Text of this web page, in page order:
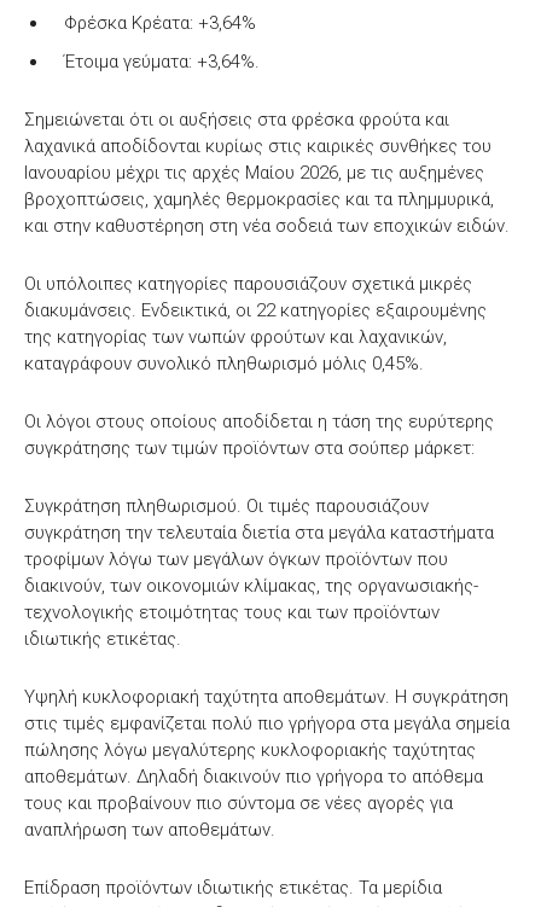
Φρέσκα Κρέατα: +3,64%
Έτοιμα γεύματα: +3,64%.
Σημειώνεται ότι οι αυξήσεις στα φρέσκα φρούτα και
λαχανικά αποδίδονται κυρίως στις καιρικές συνθήκες του
Ιανουαρίου μέχρι τις αρχές Μαίου 2026, με τις αυξημένες
βροχοπτώσεις, χαμηλές θερμοκρασίες και τα πλημμυρικά,
και στην καθυστέρηση στη νέα σοδειά των εποχικών ειδών.
Οι υπόλοιπες κατηγορίες παρουσιάζουν σχετικά μικρές
διακυμάνσεις. Ενδεικτικά, οι 22 κατηγορίες εξαιρουμένης
της κατηγορίας των νωπών φρούτων και λαχανικών,
καταγράφουν συνολικό πληθωρισμό μόλις 0,45%.
Οι λόγοι στους οποίους αποδίδεται η τάση της ευρύτερης
συγκράτησης των τιμών προϊόντων στα σούπερ μάρκετ:
Συγκράτηση πληθωρισμού. Οι τιμές παρουσιάζουν
συγκράτηση την τελευταία διετία στα μεγάλα καταστήματα
τροφίμων λόγω των μεγάλων όγκων προϊόντων που
διακινούν, των οικονομιών κλίμακας, της οργανωσιακής-
τεχνολογικής ετοιμότητας τους και των προϊόντων
ιδιωτικής ετικέτας.
Υψηλή κυκλοφοριακή ταχύτητα αποθεμάτων. Η συγκράτηση
στις τιμές εμφανίζεται πολύ πιο γρήγορα στα μεγάλα σημεία
πώλησης λόγω μεγαλύτερης κυκλοφοριακής ταχύτητας
αποθεμάτων. Δηλαδή διακινούν πιο γρήγορα το απόθεμα
τους και προβαίνουν πιο σύντομα σε νέες αγορές για
αναπλήρωση των αποθεμάτων.
Επίδραση προϊόντων ιδιωτικής ετικέτας. Τα μερίδια